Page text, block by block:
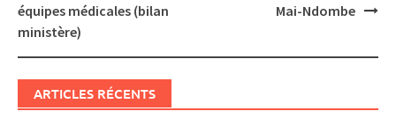
équipes médicales (bilan
ministère)
Mai-Ndombe
ARTICLES RÉCENTS